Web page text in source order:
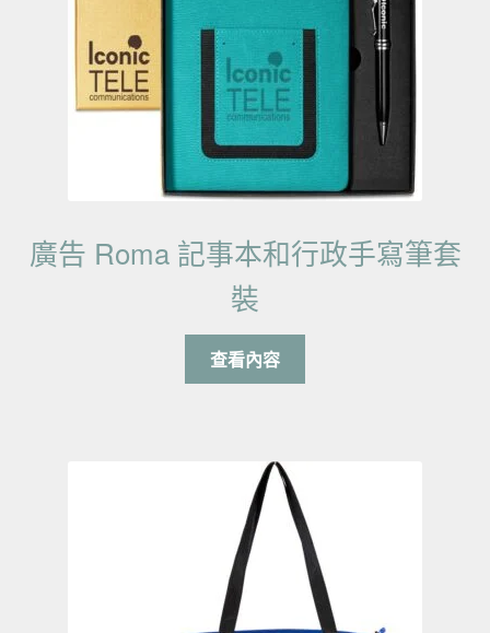
廣告 Roma 記事本和行政手寫筆套
裝
查看內容